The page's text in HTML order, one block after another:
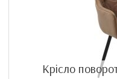
Крісло